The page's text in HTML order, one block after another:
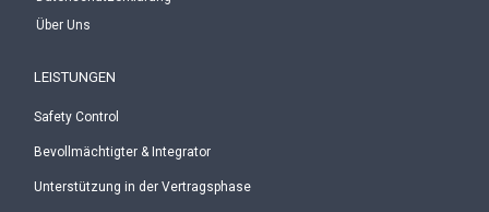
Über Uns
LEISTUNGEN
Safety Control
Bevollmächtigter & Integrator
Unterstützung in der Vertragsphase